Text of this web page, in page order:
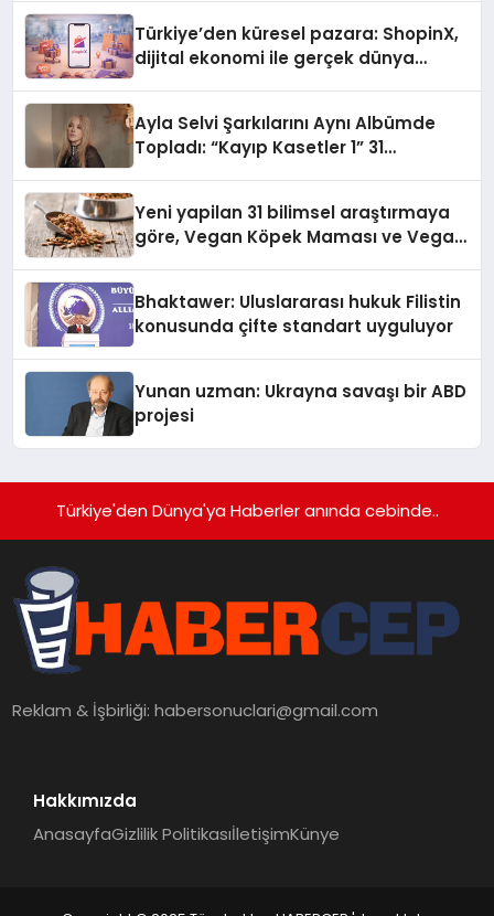
Türkiye’den küresel pazara: ShopinX,
dijital ekonomi ile gerçek dünya
Ayla Selvi Şarkılarını Aynı Albümde
Topladı: “Kayıp Kasetler 1” 31
Yeni yapilan 31 bilimsel araştırmaya
göre, Vegan Köpek Maması ve Vegan
Bhaktawer: Uluslararası hukuk Filistin
konusunda çifte standart uyguluyor
Yunan uzman: Ukrayna savaşı bir ABD
projesi
Türkiye'den Dünya'ya Haberler anında cebinde..
Reklam & İşbirliği:habersonuclari@gmail.com
Hakkımızda
AnasayfaGizlilik PolitikasıİletişimKünye